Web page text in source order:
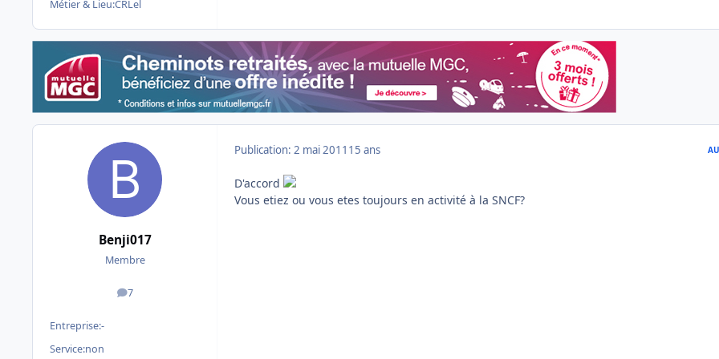
Métier & Lieu:CRLel
Benji017
Membre
7
messages
Entreprise:-
Service:non
Publication: 2 mai 2011 15 ans
D'accord
Vous etiez ou vous etes toujours en activité à la SNCF?